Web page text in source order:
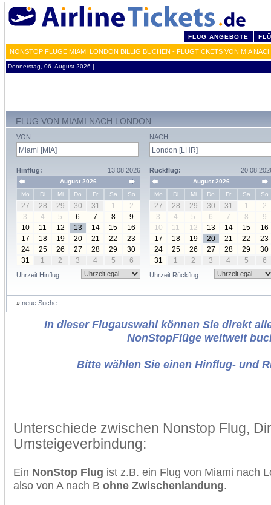
FLUG ANGEBOTE
NONSTOP FLÜGE MIAMI LONDON BILLIG BUCHEN - FLUGTICKETS VON MIA
Donnerstag, 06. August 2026 ¦
FLUG VON MIAMI NACH LONDON
VON:
Hinflug: 13.08.2026
August 2026
Mo
Di Mi Do Fr Sa So
27 28 29 30 31 1
2
3
4 5 6 7 8
9
10
11 12 13 14 15
16
17
18 19 20 21 22
23
24
25 26 27 28 29
30
31
1 2 3 4 5 6
Uhrzeit Hinflug
NACH:
Rückflug:
August 2026
Mo
Di Mi Do Fr Sa So
27 28 29 30 31 1
2
3
4 5 6 7 8
9
10
11 12 13 14 15
16
17
18 19 20 21 22
23
24
25 26 27 28 29
30
31
1 2 3 4 5 6
Uhrzeit Rückflug
» neue Suche
In dieser Flugauswahl können Sie direkt
NonStopFlüge weltweit
Bitte wählen Sie einen Hinflug- und
Unterschiede zwischen Nonstop Flug,
Umsteigeverbindung:
Ein NonStop Flug ist z.B. ein Flug von Miami nach
also von A nach B ohne Zwischenlandung.